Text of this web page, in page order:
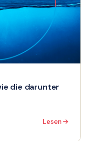
die darunter
Lesen